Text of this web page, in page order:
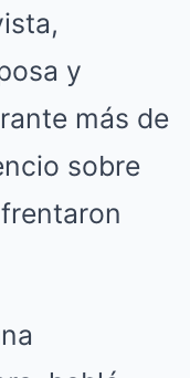
y
más de
sobre